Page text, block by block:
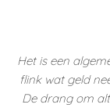
Het is een
flink wat geld
De drang om